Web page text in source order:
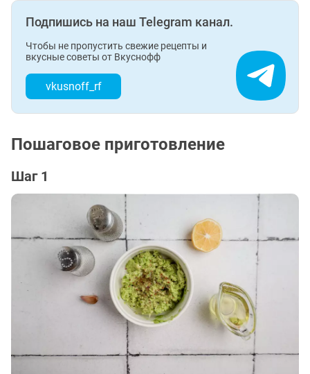
Подпишись на наш Telegram канал.
Чтобы не пропустить свежие рецепты и
вкусные советы от Вкуснофф
vkusnoff_rf
Пошаговое приготовление
Шаг 1